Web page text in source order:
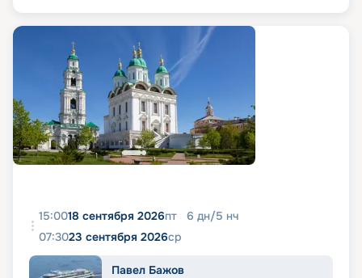
15:0018 сентября 2026пт 6 дн/5 нч
07:3023 сентября 2026ср
Павел Бажов